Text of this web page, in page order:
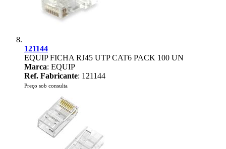
121144
EQUIP FICHA RJ45 UTP CAT6 PACK 100 UN
Marca: EQUIP
Ref. Fabricante: 121144
Preço sob consulta